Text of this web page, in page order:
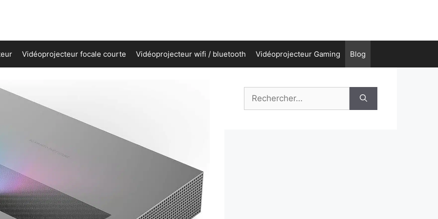
Vidéoprojecteur focale courte Vidéoprojecteur wifi / bluetooth Vidéoprojecteur Gaming Blog
Rechercher :